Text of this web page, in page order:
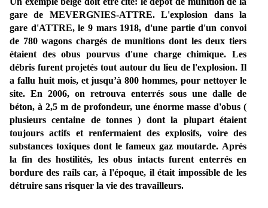
gare de MEVERGNIES-ATTRE.L'explosion dans la
gare d'ATTRE, le 9 mars 1918, d'une partie d'un convoi
de 780 wagons chargés demunitions dont les deux tiers
étaient des obus pourvus d'une charge chimique. Les
débris furent projetés tout autour du lieu de l'explosion. Il
a fallu huit mois, et jusqu’à 800 hommes, pour nettoyer le
site. En 2006, on retrouva enterrés sous une dalle de
béton, à 2,5 m de profondeur, une énorme masse d'obus (
plusieurs centaine de tonnes ) dont la plupart étaient
toujours actifs et renfermaient des explosifs, voire des
substances toxiques dont le fameux gaz moutarde. Après
la fin des hostilités, les obus intacts furent enterrés en
bordure des rails car, à l'époque, il était impossible de les
détruire sans risquer la vie des travailleurs.